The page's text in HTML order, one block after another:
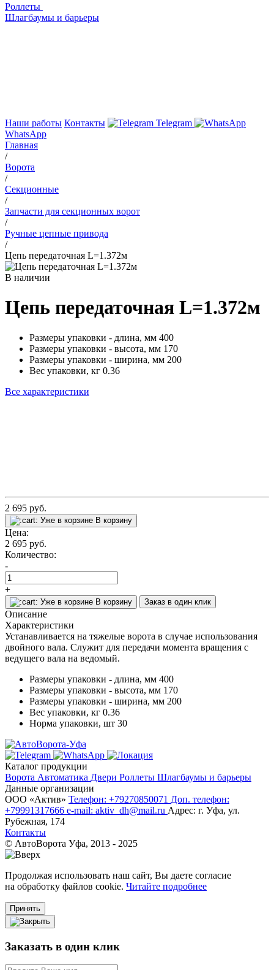
Роллеты
Шлагбаумы и барьеры
Наши работы Контакты
Telegram
WhatsApp
Главная
/
Ворота
/
Секционные
/
Запчасти для секционных ворот
/
Ручные цепные привода
/
Цепь передаточная L=1.372м
В наличии
Цепь передаточная L=1.372м
Размеры упаковки - длина, мм 400
Размеры упаковки - высота, мм 170
Размеры упаковки - ширина, мм 200
Вес упаковки, кг 0.36
Все характеристики
2 695 руб.
Уже в корзине В корзину
Цена:
2 695 руб.
Количество:
-
+
Уже в корзине В корзину Заказ в один клик
Описание
Характеристики
Устанавливается на тяжелые ворота в случае использования
двойного вала. Служит для передачи момента вращения с
ведущего вала на ведомый.
Размеры упаковки - длина, мм 400
Размеры упаковки - высота, мм 170
Размеры упаковки - ширина, мм 200
Вес упаковки, кг 0.36
Норма упаковки, шт 30
Каталог продукции
Ворота Автоматика Двери Роллеты Шлагбаумы и барьеры
Данные организации
ООО «‎Актив»‎ Телефон: +79270850071 Доп. телефон:
+79991317666 e-mail: aktiv_dh@mail.ru Адрес: г. Уфа, ул.
Рубежная, 174
Контакты
© АвтоВорота Уфа, 2013 - 2025
Продолжая использовать наш сайт, Вы даете согласие
на обработку файлов cookie. Читайте подробнее
Принять
Заказать в один клик